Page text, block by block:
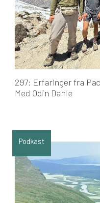
297: Erfaringer fra
Med Odin Dahle
Podkast